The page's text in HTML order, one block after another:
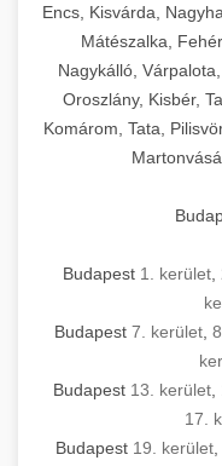
Encs, Kisvárda,
Mátészalka,
Nagykálló,
Oroszlány, Kisbér,
Komárom, Tata,
Budapest 1. kerület
Budapest 7. kerület,
Budapest 13. kerület
17.
Budapest 19. kerület